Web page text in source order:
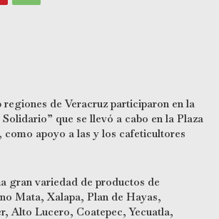
regiones de Veracruz participaron en la
que se llevó a cabo en la Plaza
como apoyo a las y los cafeticultores
gran variedad de productos de
Mata, Xalapa, Plan de Hayas,
Alto Lucero, Coatepec, Yecuatla,